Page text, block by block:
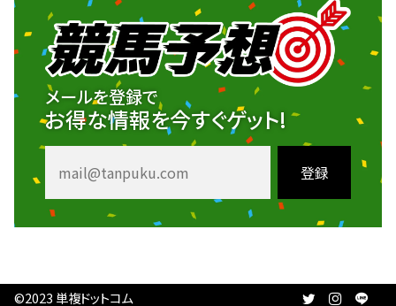
メールを登録で
お得な情報を今すぐゲット!
©2023 単複ドットコム